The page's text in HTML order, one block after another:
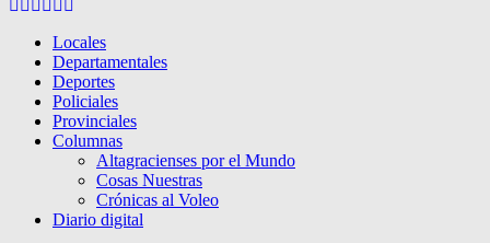
Locales
Departamentales
Deportes
Policiales
Provinciales
Columnas
Altagracienses por el Mundo
Cosas Nuestras
Crónicas al Voleo
Diario digital